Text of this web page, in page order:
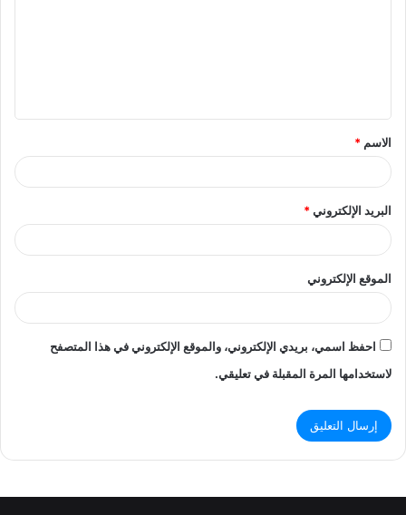
ق
*
الاسم *
البريد الإلكتروني*
الموقع الإلكتروني
احفظ اسمي، بريدي الإلكتروني، والموقع الإلكتروني في هذا المتصفح
لاستخدامها المرة المقبلة في تعليقي.